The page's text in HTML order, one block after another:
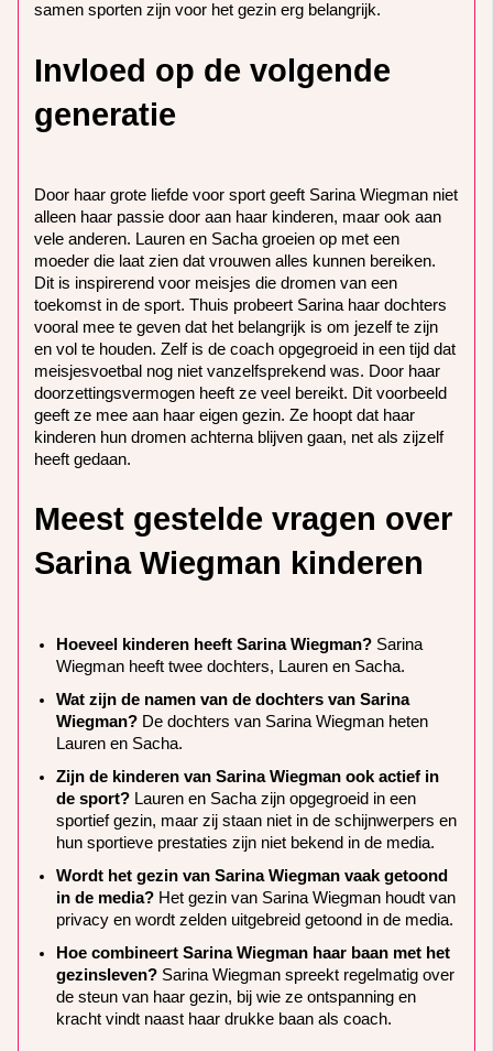
samen sporten zijn voor het gezin erg belangrijk.
Invloed op de volgende
generatie
Door haar grote liefde voor sport geeft Sarina Wiegman niet
alleen haar passie door aan haar kinderen, maar ook aan
vele anderen. Lauren en Sacha groeien op met een
moeder die laat zien dat vrouwen alles kunnen bereiken.
Dit is inspirerend voor meisjes die dromen van een
toekomst in de sport. Thuis probeert Sarina haar dochters
vooral mee te geven dat het belangrijk is om jezelf te zijn
en vol te houden. Zelf is de coach opgegroeid in een tijd dat
meisjesvoetbal nog niet vanzelfsprekend was. Door haar
doorzettingsvermogen heeft ze veel bereikt. Dit voorbeeld
geeft ze mee aan haar eigen gezin. Ze hoopt dat haar
kinderen hun dromen achterna blijven gaan, net als zijzelf
heeft gedaan.
Meest gestelde vragen over
Sarina Wiegman kinderen
Hoeveel kinderen heeft Sarina Wiegman? Sarina
Wiegman heeft twee dochters, Lauren en Sacha.
Wat zijn de namen van de dochters van Sarina
Wiegman? De dochters van Sarina Wiegman heten
Lauren en Sacha.
Zijn de kinderen van Sarina Wiegman ook actief in
de sport? Lauren en Sacha zijn opgegroeid in een
sportief gezin, maar zij staan niet in de schijnwerpers en
hun sportieve prestaties zijn niet bekend in de media.
Wordt het gezin van Sarina Wiegman vaak getoond
in de media? Het gezin van Sarina Wiegman houdt van
privacy en wordt zelden uitgebreid getoond in de media.
Hoe combineert Sarina Wiegman haar baan met het
gezinsleven? Sarina Wiegman spreekt regelmatig over
de steun van haar gezin, bij wie ze ontspanning en
kracht vindt naast haar drukke baan als coach.